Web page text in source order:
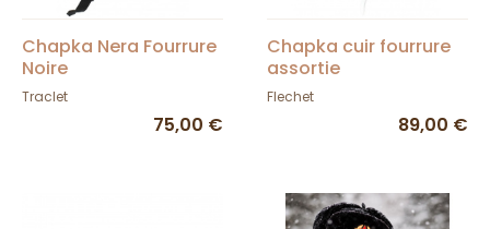
Chapka Nera Fourrure
Noire
Traclet
75,00 €
Chapka cuir fourrure
assortie
Flechet
89,00 €